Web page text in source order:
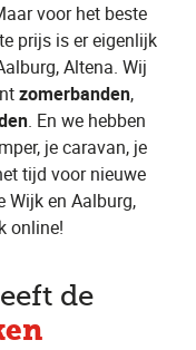
voor het beste
prijs is er eigenlijk
Altena. Wij
zomerbanden,
. En we hebben
je caravan, je
tijd voor nieuwe
Wijk en Aalburg,
online!
de